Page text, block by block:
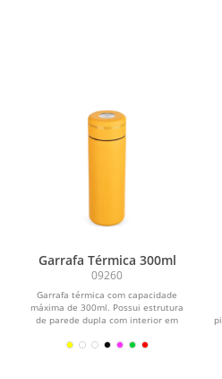
Garrafa Térmica 300ml
09260
Garrafa térmica com capacidade
máxima de 300ml. Possui estrutura
de parede dupla com interior em